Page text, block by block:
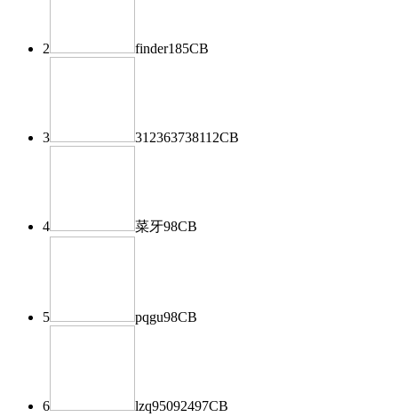
2 finder185CB
3 312363738112CB
4 菜牙98CB
5 pqgu98CB
6 lzq95092497CB